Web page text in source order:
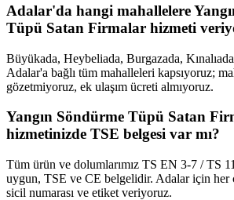
Adalar'da hangi mahallelere
Tüpü Satan Firmalar hizmeti
Büyükada, Heybeliada, Burgazada,
Adalar'a bağlı tüm mahalleleri kapsıyoruz;
gözetmiyoruz, ek ulaşım ücreti almıyoruz.
Yangın Söndürme Tüpü Satan
hizmetinizde TSE belgesi var mı?
Tüm ürün ve dolumlarımız TS EN 3-7 / TS
uygun, TSE ve CE belgelidir. Adalar için her
sicil numarası ve etiket veriyoruz.